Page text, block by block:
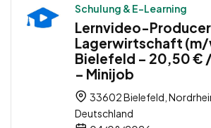
Schulung & E-Learning
Lernvideo-Producer
Lagerwirtschaft
Bielefeld – 20,50 €
– Minijob
33602 Bielefeld,
Deutschland